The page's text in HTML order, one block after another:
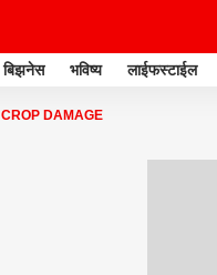
बिझनेस भविष्य लाईफस्टाईल
CROP DAMAGE